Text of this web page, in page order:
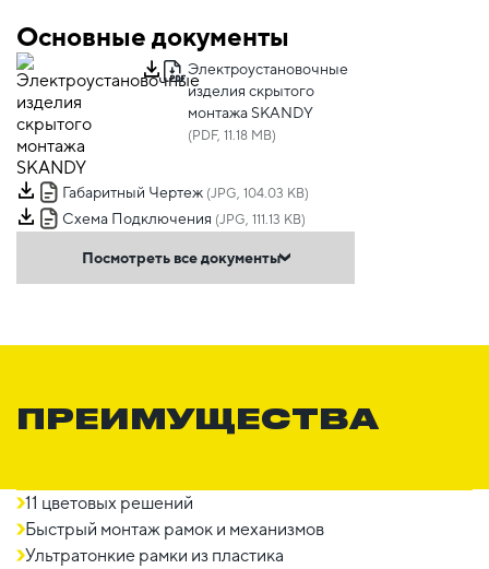
Основные документы
Электроустановочные
изделия скрытого
монтажа SKANDY
(PDF, 11.18 MB)
Габаритный Чертеж (JPG, 104.03 KB)
Схема Подключения (JPG, 111.13 KB)
Посмотреть все документы
ПРЕИМУЩЕСТВА
11 цветовых решений
Быстрый монтаж рамок и механизмов
Ультратонкие рамки из пластика